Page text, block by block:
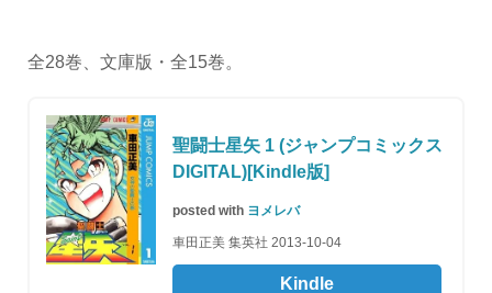
全28巻、文庫版・全15巻。
聖闘士星矢 1 (ジャンプコミックス
DIGITAL)[Kindle版]
posted with ヨメレバ
車田正美 集英社 2013-10-04
Kindle